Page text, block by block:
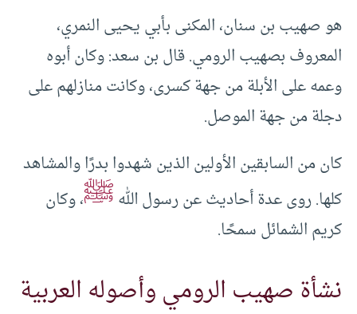
هو صهيب بن سنان، المكنى بأبي يحيى النمري،
المعروف بصهيب الرومي. قال بن سعد: وكان أبوه
وعمه على الأبلة من جهة كسرى، وكانت منازلهم على
دجلة من جهة الموصل.
كان من السابقين الأولين الذين شهدوا بدرًا والمشاهد
كلها. روى عدة أحاديث عن رسول اللهﷺ، وكان
كريم الشمائل سمحًا.
نشأة صهيب الرومي وأصوله العربية